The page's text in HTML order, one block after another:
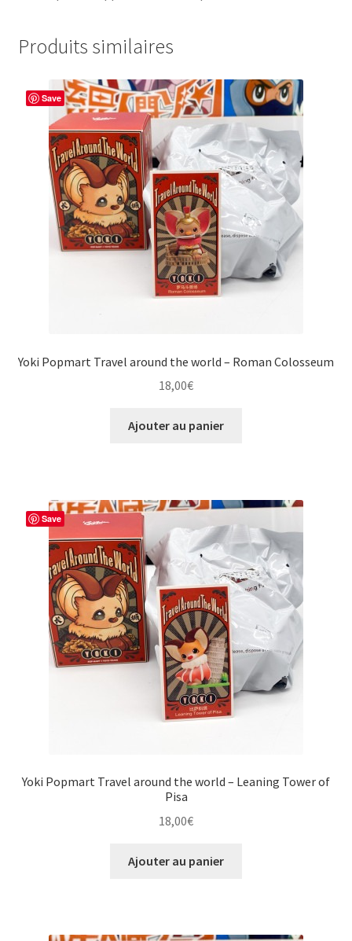
Produits similaires
Save
Yoki Popmart Travel around the world – Roman Colosseum
18,00€
Ajouter au panier
Save
Yoki Popmart Travel around the world – Leaning Tower of
Pisa
18,00€
Ajouter au panier